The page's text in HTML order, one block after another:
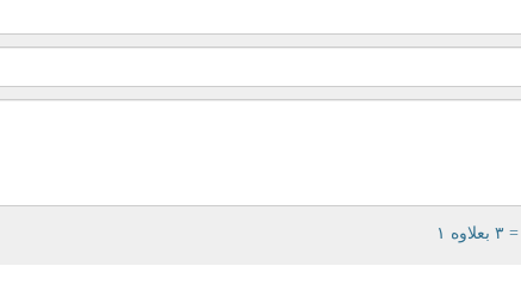
= ۳ بعلاوه ۱